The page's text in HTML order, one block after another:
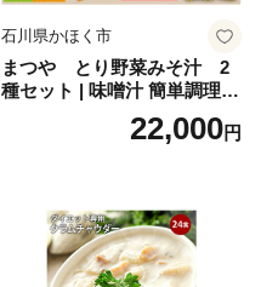
石川県かほく市
まつや とり野菜みそ汁 2
種セット | 味噌汁 簡単調理
お味噌 おみそ みそ とり野菜
時短料理 時短ごはん ご当地
22,000円